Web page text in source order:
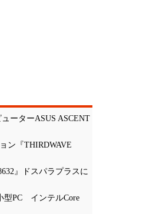
ーターASUS ASCENT
ン『THIRDWAVE
』ドスパラプラスに
型PC インテルCore